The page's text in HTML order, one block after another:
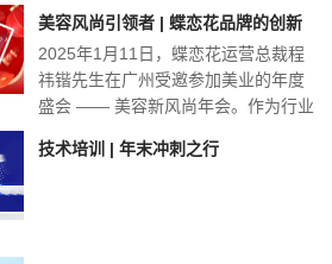
美容风尚引领者 | 蝶恋花品牌的创新
之路
2025年1月11日，蝶恋花运营总裁程
祎锴先生在广州受邀参加美业的年度
盛会 —— 美容新风尚年会。作为行业
技术培训 | 年末冲刺之行